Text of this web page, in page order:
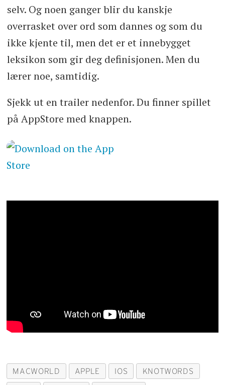
selv. Og noen ganger blir du kanskje
overrasket over ord som dannes og som du
ikke kjente til, men det er et innebygget
leksikon som gir deg definisjonen. Men du
lærer noe, samtidig.
Sjekk ut en trailer nedenfor. Du finner spillet
på AppStore med knappen.
MACWORLD APPLE IOS KNOTWORDS